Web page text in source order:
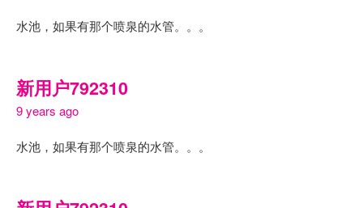
水池，如果有那个喷泉的水管。。。
新用户792310
9 years ago
水池，如果有那个喷泉的水管。。。